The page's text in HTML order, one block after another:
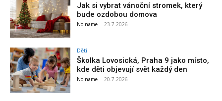
Jak si vybrat vánoční stromek, který
bude ozdobou domova
No name - 23.7.2026
Děti
Školka Lovosická, Praha 9 jako místo,
kde děti objevují svět každý den
No name - 20.7.2026